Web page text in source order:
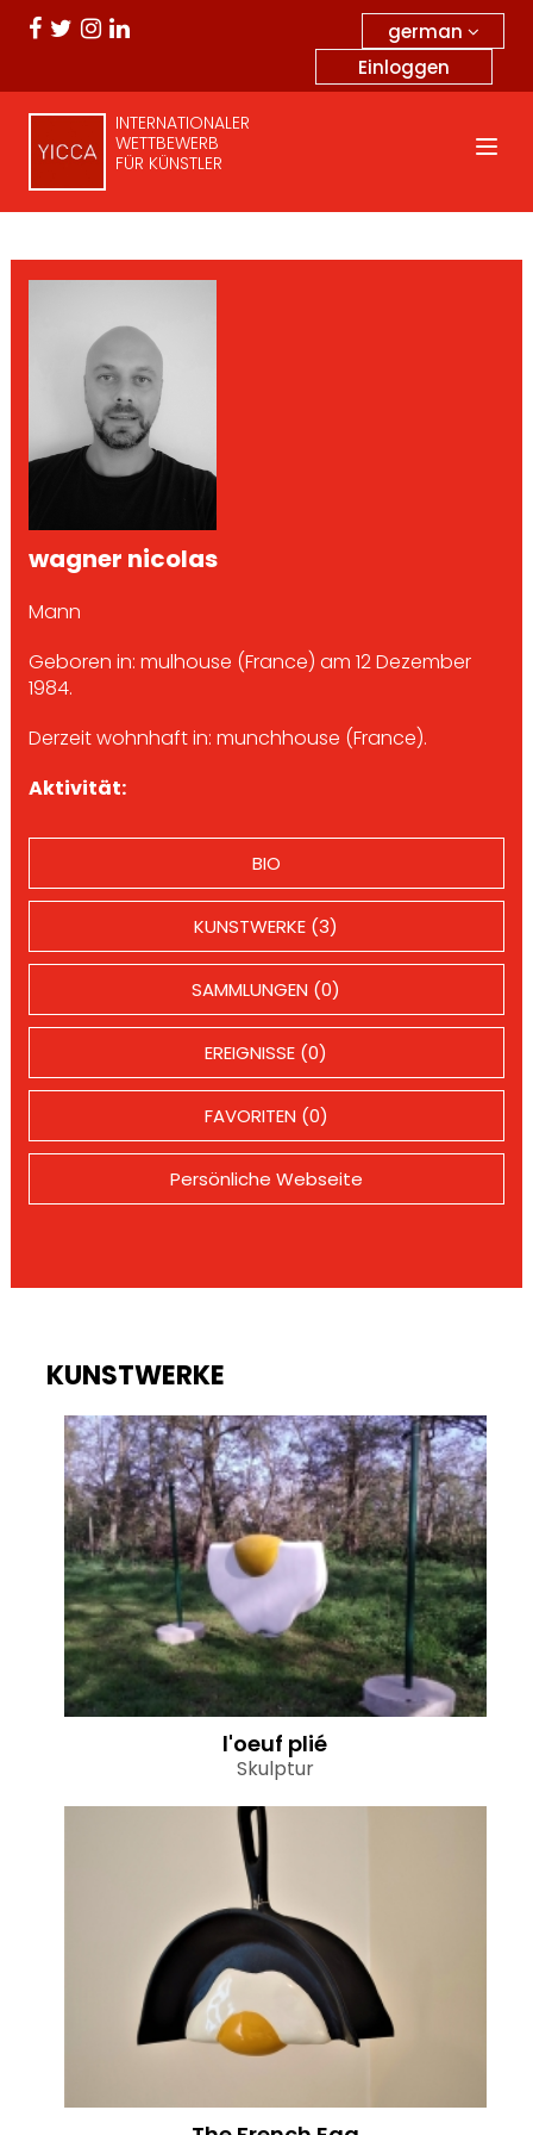
german
Einloggen
INTERNATIONALER
WETTBEWERB
FÜR KÜNSTLER
wagner nicolas
Mann
Geboren in: mulhouse (France) am 12 Dezember
1984.
Derzeit wohnhaft in: munchhouse (France).
Aktivität:
BIO
KUNSTWERKE (3)
SAMMLUNGEN (0)
EREIGNISSE (0)
FAVORITEN (0)
Persönliche Webseite
KUNSTWERKE
l'oeuf plié
Skulptur